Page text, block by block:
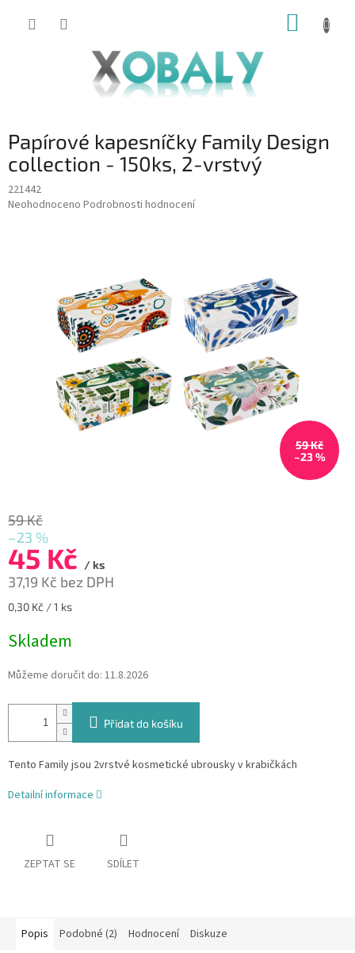
KOŠÍK
Papírové kapesníčky Family Design
collection - 150ks, 2-vrstvý
221442
Průměrné
hvězdiček.
Neohodnoceno Podrobnosti hodnocení
59 Kč
–23 %
59 Kč
–23 %
45 Kč / ks
37,19 Kč bez DPH
Měrná
0,30 Kč / 1 ks
Skladem
Můžeme doručit do: 11.8.2026
Přidat do košíku
Tento Family jsou 2vrstvé kosmetické ubrousky v krabičkách
Detailní informace
ZEPTAT SE SDÍLET
Popis Podobné (2) Hodnocení Diskuze